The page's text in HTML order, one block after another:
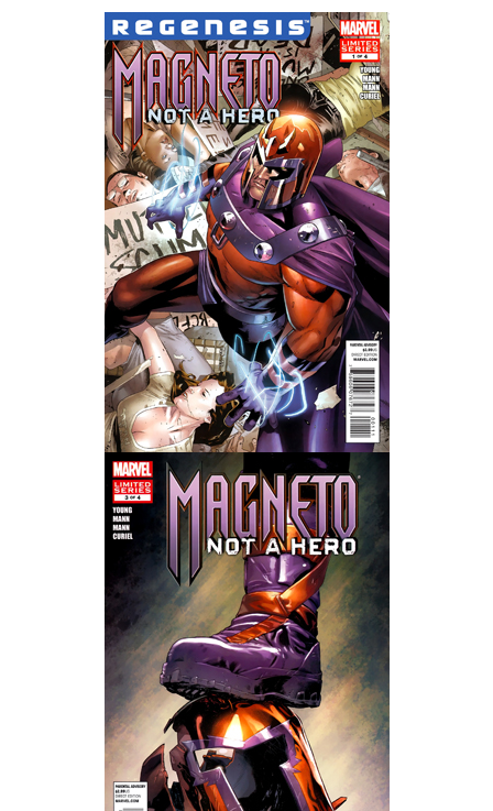
Kitana HGEC
Apella CBBE SSE BodySlide (with Physics)
Apella 2.0 CBBE SSE BodySlide (with Physics)
Kitana CBBE SSE BodySlide (with Physics)
Nekomimi
New Light Skyrim SE
SB Corset Armor CBBE SSE BodySlide (with Physics)
Wedding Wear CBBE SSE BodySlide (with Physics)
Работы Тестера 55
Наёмный оборотень
Небесный воин
Немного героев меча и магии
Расширенная версия Х3
Работы Kuroneko
Doom 3 Remaster Fan Edition
X2 - The Threat Remaster Fan Edition
Quake III Arena Remaster Fan Edition